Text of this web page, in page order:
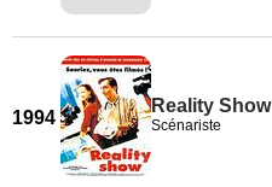
1994
Reality Show
Scénariste